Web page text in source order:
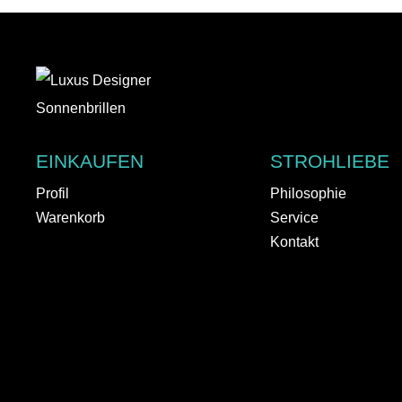
EINKAUFEN
Profil
Warenkorb
STROHLIEBE
Philosophie
Service
Kontakt